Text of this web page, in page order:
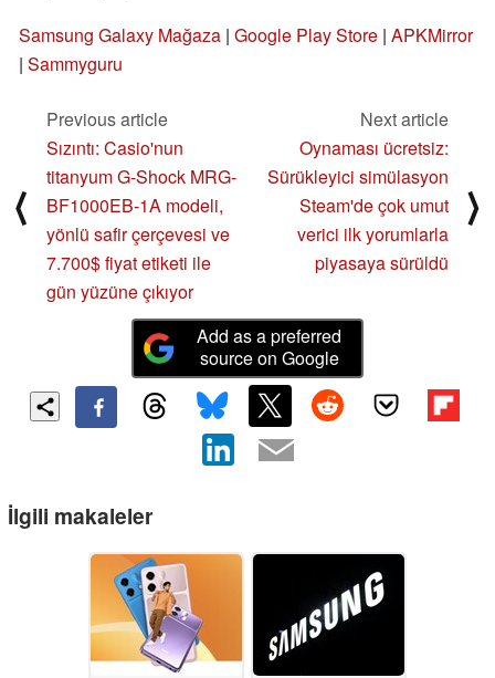
Samsung Galaxy Mağaza | Google Play Store | APKMirror
| Sammyguru
⟨
Previous article
Sızıntı: Casio'nun
titanyum G-Shock MRG-
BF1000EB-1A modeli,
yönlü safir çerçevesi ve
7.700$ fiyat etiketi ile
gün yüzüne çıkıyor
Next article
Oynaması ücretsiz:
Sürükleyici simülasyon
Steam'de çok umut
verici ilk yorumlarla
piyasaya sürüldü
⟩
Add as a preferred
source on Google
İlgili makaleler